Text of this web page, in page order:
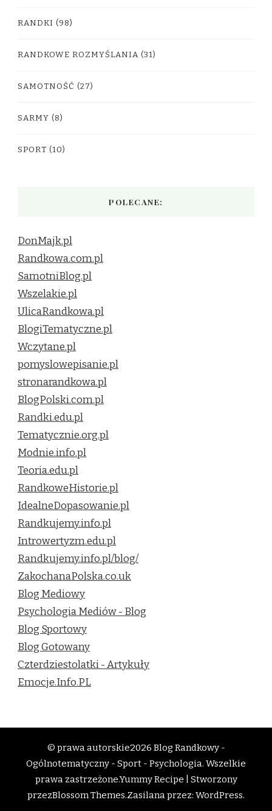
RANDKI (98)
RANDKOWE ROZMYŚLANIA (31)
SAMOTNOŚĆ (27)
SARMY (8)
SPORT (10)
POLECANE:
DonMajk.pl
Randkowa.com.pl
SamotniBlog.pl
Wszelakie.pl
UlicaRandkowa.pl
BlogiTematyczne.pl
Wczytane.pl
pomyslowepisanie.pl
stronarandkowa.pl
BlogPolski.com.pl
Randki.edu.pl
Tematycznie.org.pl
Modnie.info.pl
Teoria.edu.pl
RandkoweHistorie.pl
IdealneDopasowanie.pl
Randkujemy.info.pl
Introwertyzm.edu.pl
Randkujemy.info.pl/blog/
ZakochanaPolska.co.uk
Blog Mediowy
Psychologia Mediów - Blog
Blog Sportowy
Blog Gotowany
Czterdziestolatki - Artykuły
Emocje.Info.PL
© prawa autorskie2026 Blog Randkowy -
Ogólnotematyczny - Sport - Psychologia. Wszelkie
prawa zastrzeżone.Yummy Recipe | Stworzony
przezBlossom Themes.Zasilana przez: WordPress.